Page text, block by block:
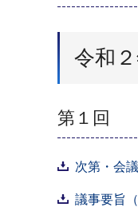
令和
第１回
次第・会
議事要旨